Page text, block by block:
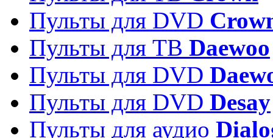
Пульты для DVD
Пульты для ТВ Daewoo
Пульты для DVD
Пульты для DVD Desay
Пульты для аудио